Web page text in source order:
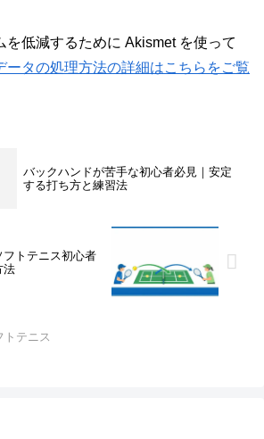
を低減するために Akismet を使って
ータの処理方法の詳細はこちらをご覧
バックハンドが苦手な初心者必見｜安定
する打ち方と練習法
トテニス初心者
法
トテニス